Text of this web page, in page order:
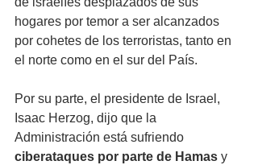
hogares por temor a ser alcanzados
por cohetes de los terroristas, tanto en
el norte como en el sur del País.
Por su parte, el presidente de Israel,
Isaac Herzog, dijo que la
Administración está sufriendo
ciberataques por parte de Hamas y